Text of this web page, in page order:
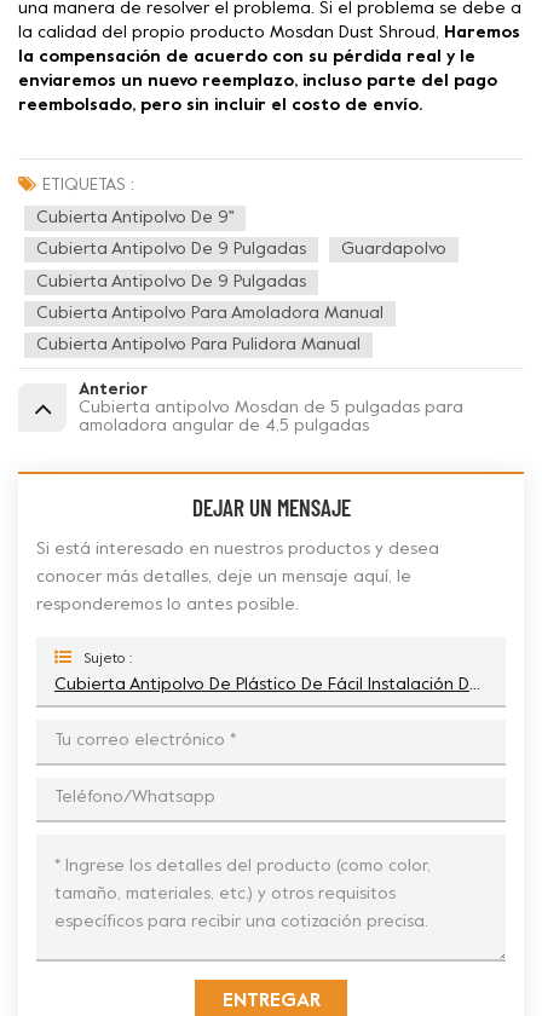
una manera de resolver el problema. Si el problema se debe a
la calidad del propio producto Mosdan Dust Shroud, Haremos
la compensación de acuerdo con su pérdida real y le
enviaremos un nuevo reemplazo, incluso parte del pago
reembolsado, pero sin incluir el costo de envío.
ETIQUETAS :
Cubierta Antipolvo De 9''
Cubierta Antipolvo De 9 Pulgadas
Guardapolvo
Cubierta Antipolvo De 9 Pulgadas
Cubierta Antipolvo Para Amoladora Manual
Cubierta Antipolvo Para Pulidora Manual
Anterior
Cubierta antipolvo Mosdan de 5 pulgadas para
amoladora angular de 4,5 pulgadas
DEJAR UN MENSAJE
Si está interesado en nuestros productos y desea
conocer más detalles, deje un mensaje aquí, le
responderemos lo antes posible.
Sujeto :
Cubierta Antipolvo De Plástico De Fácil Instalación De 9 Pulgadas Para Amoladoras Manuales
ENTREGAR